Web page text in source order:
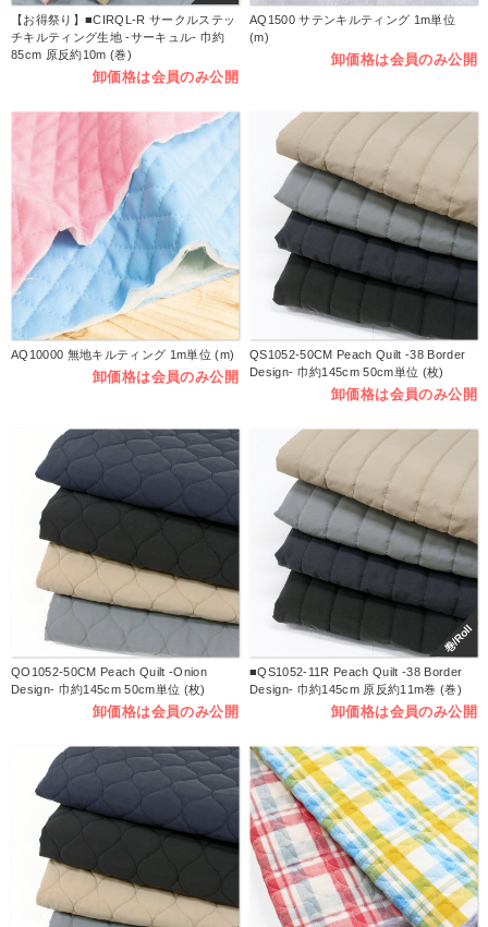
【お得祭り】■CIRQL-R サークルステッ
チキルティング生地 -サーキュル- 巾約
85cm 原反約10m (巻)
卸価格は会員のみ公開
AQ1500 サテンキルティング 1m単位
(m)
卸価格は会員のみ公開
AQ10000 無地キルティング 1m単位 (m)
卸価格は会員のみ公開
QS1052-50CM Peach Quilt -38 Border
Design- 巾約145cm 50cm単位 (枚)
卸価格は会員のみ公開
QO1052-50CM Peach Quilt -Onion
Design- 巾約145cm 50cm単位 (枚)
卸価格は会員のみ公開
巻/Roll
■QS1052-11R Peach Quilt -38 Border
Design- 巾約145cm 原反約11m巻 (巻)
卸価格は会員のみ公開